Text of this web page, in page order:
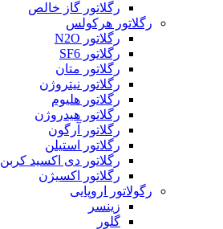
رگلاتور گاز خالص
رگلاتور هرکولس
رگلاتور N2O
رگلاتور SF6
رگلاتور متان
رگلاتور نیتروژن
رگلاتور هلیوم
رگلاتور هیدروژن
رگلاتور آرگون
رگلاتور استیلن
رگلاتور دی اکسید کربن
رگلاتور اکسیژن
رگولاتور اروپایی
زینسر
گلور